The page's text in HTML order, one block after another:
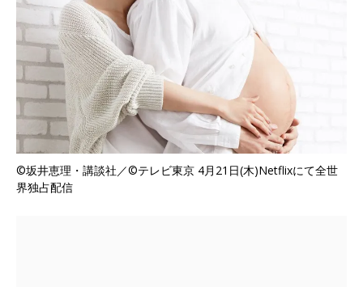
©坂井恵理・講談社／©テレビ東京 4月21日(木)Netflixにて全世
界独占配信